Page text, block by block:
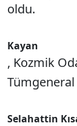
oldu.
Kayan
, Kozmik
Tümgeneral
Selahattin